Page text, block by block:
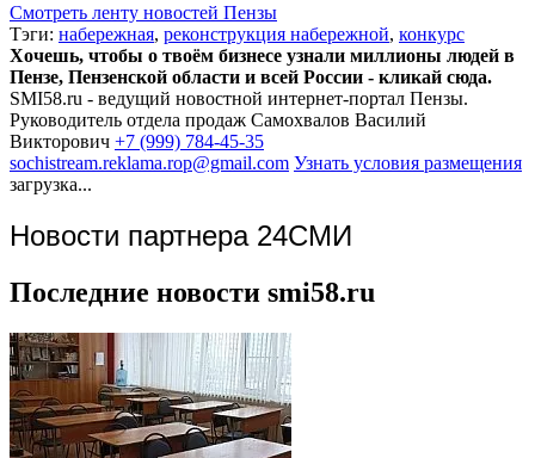
Смотреть ленту новостей Пензы
Тэги: набережная, реконструкция набережной, конкурс
Хочешь, чтобы о твоём бизнесе узнали миллионы людей в
Пензе, Пензенской области и всей России - кликай сюда.
SMI58.ru - ведущий новостной интернет-портал Пензы.
Руководитель отдела продаж Самохвалов Василий
Викторович +7 (999) 784-45-35
sochistream.reklama.rop@gmail.com Узнать условия размещения
загрузка...
Новости партнера 24СМИ
Последние новости smi58.ru